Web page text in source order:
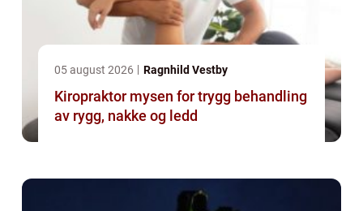
05 august 2026 Ragnhild Vestby
Kiropraktor mysen for trygg behandling
av rygg, nakke og ledd